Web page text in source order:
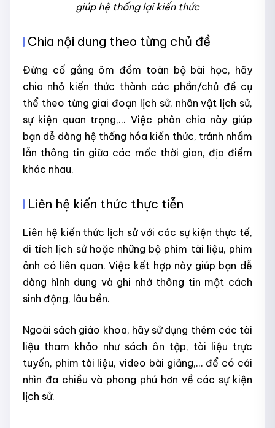
giúp hệ thống lại kiến thức
Chia nội dung theo từng chủ đề
Đừng cố gắng ôm đồm toàn bộ bài học, hãy
chia nhỏ kiến thức thành các phần/chủ đề cụ
thể theo từng giai đoạn lịch sử, nhân vật lịch sử,
sự kiện quan trọng,... Việc phân chia này giúp
bạn dễ dàng hệ thống hóa kiến thức, tránh nhầm
lẫn thông tin giữa các mốc thời gian, địa điểm
khác nhau.
Liên hệ kiến thức thực tiễn
Liên hệ kiến thức lịch sử với các sự kiện thực tế,
di tích lịch sử hoặc những bộ phim tài liệu, phim
ảnh có liên quan. Việc kết hợp này giúp bạn dễ
dàng hình dung và ghi nhớ thông tin một cách
sinh động, lâu bền.
Ngoài sách giáo khoa, hãy sử dụng thêm các tài
liệu tham khảo như sách ôn tập, tài liệu trực
tuyến, phim tài liệu, video bài giảng,... để có cái
nhìn đa chiều và phong phú hơn về các sự kiện
lịch sử.